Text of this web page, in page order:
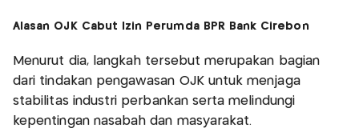
Alasan OJK Cabut Izin Perumda BPR Bank Cirebon
Menurut dia, langkah tersebut merupakan bagian
dari tindakan pengawasan OJK untuk menjaga
stabilitas industri perbankan serta melindungi
kepentingan nasabah dan masyarakat.